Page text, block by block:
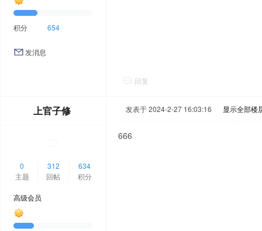
积分 654
发消息
回复
上官子修
0
主题
312
回帖
634
积分
高级会员
发表于 2024-2-27 16:03:16 显示全部楼
666